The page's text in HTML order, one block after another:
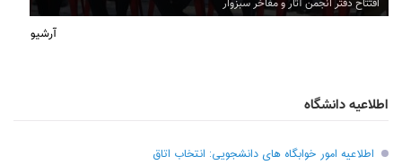
افتتاح دفتر انجمن آثار و مفاخر سبزوار
آرشیو
اطلاعیه دانشگاه
اطلاعیه امور خوابگاه های دانشجویی: انتخاب اتاق